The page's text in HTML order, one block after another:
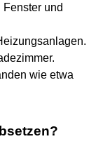
Fenster und
wie etwa